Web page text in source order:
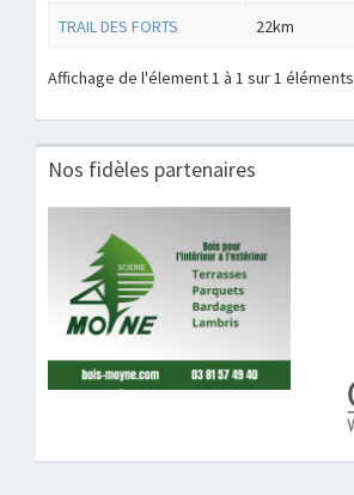
TRAIL DES FORTS 22km
Affichage de l'élement 1 à 1 sur 1 éléments
Nos fidèles partenaires